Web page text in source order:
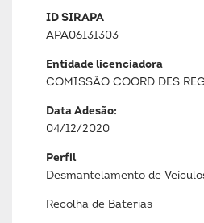
ID SIRAPA
APA06131303
Entidade licenciadora
COMISSÃO COORD DES
Data Adesão:
04/12/2020
Perfil
Desmantelamento de
Recolha de Baterias